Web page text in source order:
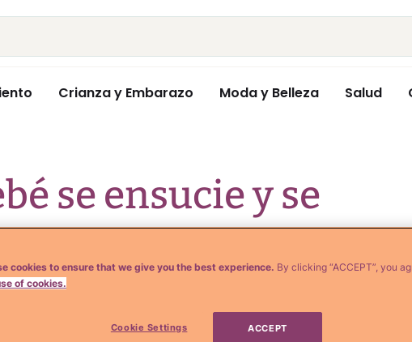
Crianza y Embarazo Moda y Belleza Salud
se ensucie y se
cookies to ensure that we give you the best experience. By clicking “ACCEPT”, you
of cookies.
Cookie Settings ACCEPT